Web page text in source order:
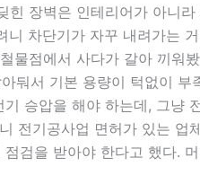
힌 장벽은 인테리어가 아니라
니 차단기가 자꾸 내려가는
물점에서 사다가 갈아 끼워
둬서 기본 용량이 턱없이 부
승압을 해야 하는데, 그냥
전기공사업 면허가 있는 업
검을 받아야 한다고 했다.